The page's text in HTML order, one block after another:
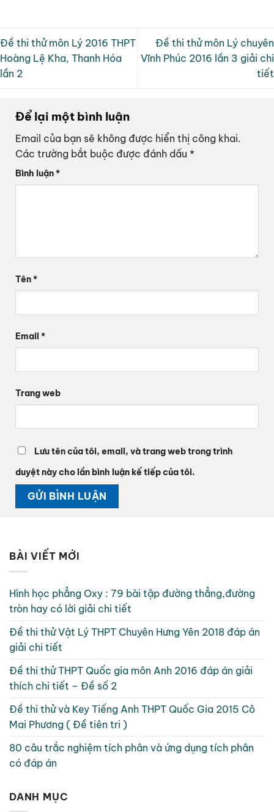
Đề thi thử môn Lý 2016 THPT
Hoàng Lệ Kha, Thanh Hóa
lần 2
Đề thi thử môn Lý chuyên
Vĩnh Phúc 2016 lần 3 giải chi
tiết
Để lại một bình luận
Email của bạn sẽ không được hiển thị công khai.
Các trường bắt buộc được đánh dấu *
Bình luận*
Tên*
Email *
Trang web
Lưu tên của tôi, email, và trang web trong trình
duyệt này cho lần bình luận kế tiếp của tôi.
BÀI VIẾT MỚI
Hình học phẳng Oxy : 79 bài tập đường thẳng,đường
tròn hay có lời giải chi tiết
Đề thi thử Vật Lý THPT Chuyên Hưng Yên 2018 đáp án
giải chi tiết
Đề thi thử THPT Quốc gia môn Anh 2016 đáp án giải
thích chi tiết – Đề số 2
Đề thi thử và Key Tiếng Anh THPT Quốc Gia 2015 Cô
Mai Phương ( Đề tiên tri )
80 câu trắc nghiệm tích phân và ứng dụng tích phân
có đáp án
DANH MỤC